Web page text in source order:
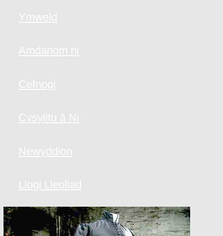
Ymweld
Amdanom ni
Cefnogi
Cysylltu â Ni
Newyddion
Llogi Lleoliad